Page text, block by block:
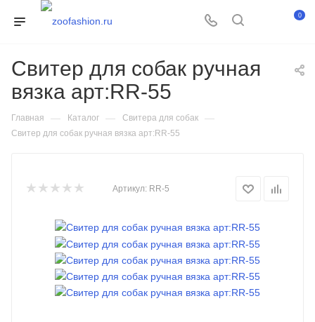
0
Свитер для собак ручная
вязка арт:RR-55
Главная — Каталог — Свитера для собак —
Свитер для собак ручная вязка арт:RR-55
Артикул: RR-5